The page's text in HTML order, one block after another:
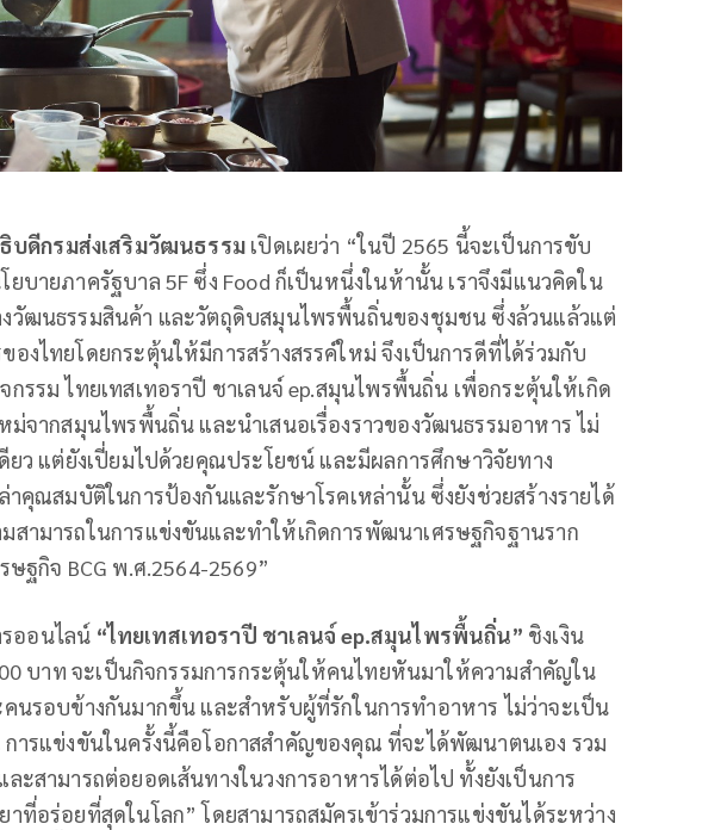
บดีกรมส่งเสริมวัฒนธรรม เปิดเผยว่า “ในปี 2565 นี้จะเป็นการขับ
บายภาครัฐบาล 5F ซึ่ง Food ก็เป็นหนึ่งในห้านั้น เราจึงมีแนวคิดใน
วัฒนธรรมสินค้า และวัตถุดิบสมุนไพรพื้นถิ่นของชุมชน ซึ่งล้วนแล้วแต่
งไทยโดยกระตุ้นให้มีการสร้างสรรค์ใหม่ จึงเป็นการดีที่ได้ร่วมกับ
รรม ไทยเทสเทอราปี ชาเลนจ์ ep.สมุนไพรพื้นถิ่น เพื่อกระตุ้นให้เกิด
ม่จากสมุนไพรพื้นถิ่น และนำเสนอเรื่องราวของวัฒนธรรมอาหาร ไม่
ยว แต่ยังเปี่ยมไปด้วยคุณประโยชน์ และมีผลการศึกษาวิจัยทาง
าคุณสมบัติในการป้องกันและรักษาโรคเหล่านั้น ซึ่งยังช่วยสร้างรายได้
ามารถในการแข่งขันและทำให้เกิดการพัฒนาเศรษฐกิจฐานราก
ษฐกิจ BCG พ.ศ.2564-2569”
ออนไลน์ “ไทยเทสเทอราปี ชาเลนจ์ ep.สมุนไพรพื้นถิ่น” ชิงเงิน
บาท จะเป็นกิจกรรมการกระตุ้นให้คนไทยหันมาให้ความสำคัญใน
นรอบข้างกันมากขึ้น และสำหรับผู้ที่รักในการทำอาหาร ไม่ว่าจะเป็น
ารแข่งขันในครั้งนี้คือโอกาสสำคัญของคุณ ที่จะได้พัฒนาตนเอง รวม
ะสามารถต่อยอดเส้นทางในวงการอาหารได้ต่อไป ทั้งยังเป็นการ
าที่อร่อยที่สุดในโลก” โดยสามารถสมัครเข้าร่วมการแข่งขันได้ระหว่าง